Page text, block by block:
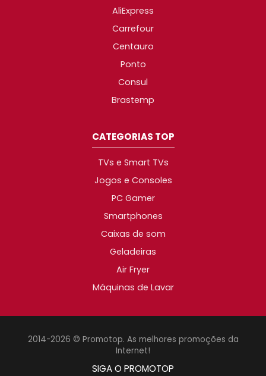
AliExpress
Carrefour
Centauro
Ponto
Consul
Brastemp
CATEGORIAS TOP
TVs e Smart TVs
Jogos e Consoles
PC Gamer
Smartphones
Caixas de som
Geladeiras
Air Fryer
Máquinas de Lavar
2014-2026 © Promotop. As melhores promoções da
Internet!
SIGA O PROMOTOP